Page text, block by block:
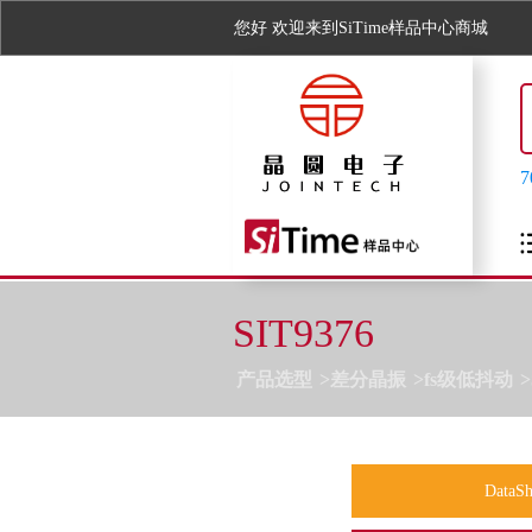
您好 欢迎来到SiTime样品中心商城
SIT9376
产品选型 差分晶振 fs级低抖动